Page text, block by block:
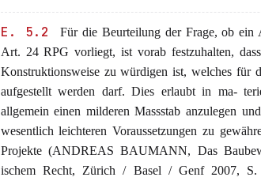
E. 5.2
Für die Beurteilung der Frage, ob ein
Art. 24 RPG vorliegt, ist vorab festzuhalten,
Konstruktionsweise zu würdigen ist, welches für
aufgestellt werden darf. Dies erlaubt in ma-
allgemein einen milderen Massstab anzulegen
wesentlich leichteren Voraussetzungen zu
Projekte (ANDREAS BAUMANN, Das
ischem Recht, Zürich / Basel / Genf 2007,